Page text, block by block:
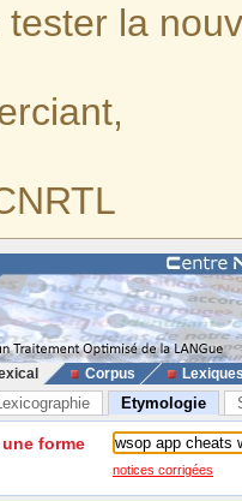
tester la
Corpus
Etymologie
une forme
notices corrigées